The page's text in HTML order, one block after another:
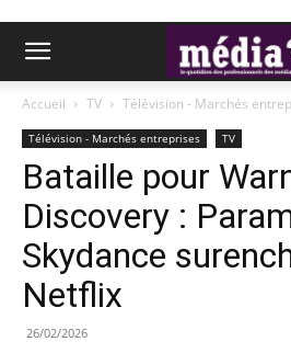
Accueil TV Télévision - Marchés
Télévision - Marchés entreprises TV
Bataille pour
Discovery :
Skydance
Netflix
26/02/2026